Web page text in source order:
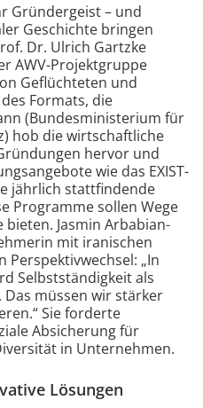
Gründergeist – und
Geschichte bringen
Dr. Ulrich Gartzke
AWV-Projektgruppe
Geflüchteten und
Formats, die
(Bundesministerium für
hob die wirtschaftliche
hervor und
wie das EXIST-
jährlich stattfindende
Programme sollen Wege
Jasmin Arbabian-
mit iranischen
„In
Selbstständigkeit als
Das müssen wir stärker
Sie forderte
Absicherung für
in Unternehmen.
Lösungen